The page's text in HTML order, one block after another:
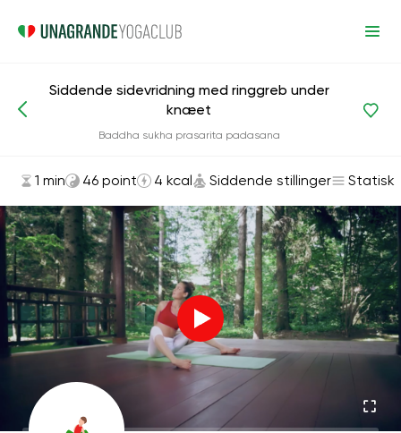
Siddende stillinger
Siddende sidevridning med ringgreb under
knæet
Baddha sukha prasarita padasana
1 min 46 point 4 kcal Siddende stillinger Statisk